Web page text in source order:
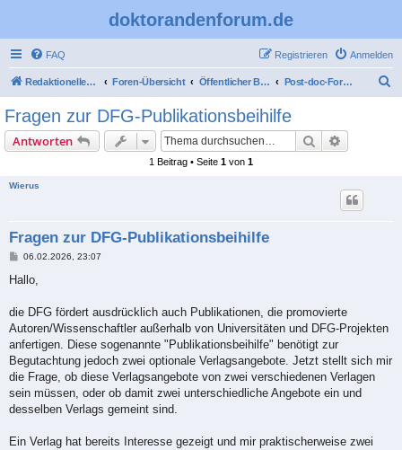
doktorandenforum.de
FAQ Anmelden
Registrieren
Redaktioneller Teil Foren-Übersicht Öffentlicher Bereich Post-doc-Forum
Fragen zur DFG-Publikationsbeihilfe
Antworten Suche
1 Beitrag • Seite 1 von 1
Wierus
Fragen zur DFG-Publikationsbeihilfe
B
i
a
06.02.2026, 23:07
Hallo,
die DFG fördert ausdrücklich auch Publikationen, die promovierte
Autoren/Wissenschaftler außerhalb von Universitäten und DFG-Projekten
anfertigen. Diese sogenannte "Publikationsbeihilfe" benötigt zur
Begutachtung jedoch zwei optionale Verlagsangebote. Jetzt stellt sich mir
die Frage, ob diese Verlagsangebote von zwei verschiedenen Verlagen
sein müssen, oder ob damit zwei unterschiedliche Angebote ein und
desselben Verlags gemeint sind.
Ein Verlag hat bereits Interesse gezeigt und mir praktischerweise zwei